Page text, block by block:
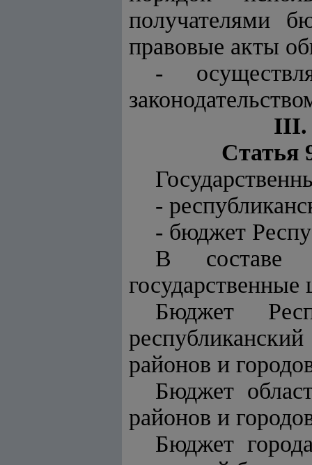
получателями
правовые акты
-
Статья
-
- бюджет
В составе
Бюджет
районов и
Бюджет
районов и
Бюджет